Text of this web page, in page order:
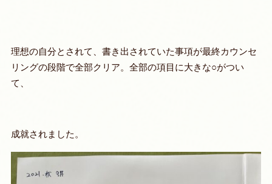
理想の自分とされて、書き出されていた事項が最終カウンセ
リングの段階で全部クリア。全部の項目に大きな○がつい
て、
成就されました。